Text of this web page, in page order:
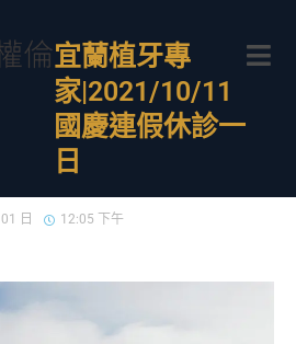
宜蘭植牙專
家|2021/10/11
國慶連假休診一
日
日 12:05 下午